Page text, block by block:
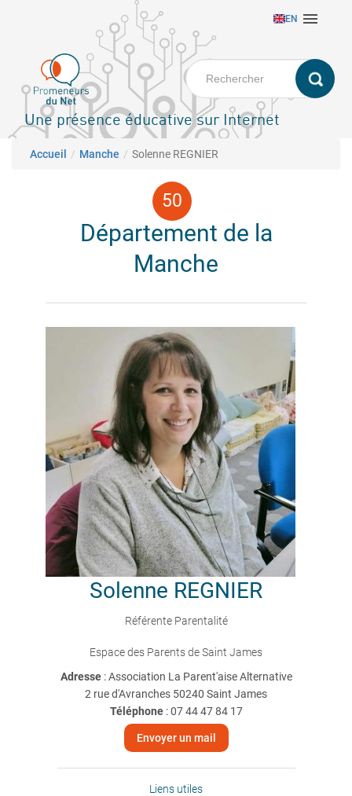
principal
EN 
Une présence éducative sur Internet
Fil d'Ariane
Accueil Manche Solenne REGNIER
Département de la
Manche
Solenne REGNIER
Référente Parentalité
Espace des Parents de Saint James
Adresse : Association La Parent'aise Alternative
2 rue d'Avranches 50240 Saint James
Téléphone:07 44 47 84 17
Envoyer un mail
Liens utiles